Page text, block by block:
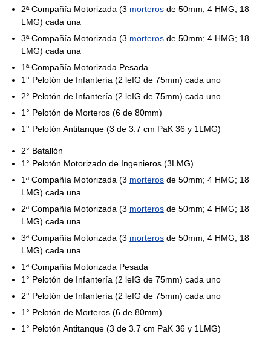
2ª Compañía Motorizada (3 morteros de 50mm; 4 HMG; 18
LMG) cada una
3ª Compañía Motorizada (3 morteros de 50mm; 4 HMG; 18
LMG) cada una
1ª Compañía Motorizada Pesada
1° Pelotón de Infantería (2 leIG de 75mm) cada uno
2° Pelotón de Infantería (2 leIG de 75mm) cada uno
1° Pelotón de Morteros (6 de 80mm)
1° Pelotón Antitanque (3 de 3.7 cm PaK 36 y 1LMG)
2° Batallón
1° Pelotón Motorizado de Ingenieros (3LMG)
1ª Compañía Motorizada (3 morteros de 50mm; 4 HMG; 18
LMG) cada una
2ª Compañía Motorizada (3 morteros de 50mm; 4 HMG; 18
LMG) cada una
3ª Compañía Motorizada (3 morteros de 50mm; 4 HMG; 18
LMG) cada una
1ª Compañía Motorizada Pesada
1° Pelotón de Infantería (2 leIG de 75mm) cada uno
2° Pelotón de Infantería (2 leIG de 75mm) cada uno
1° Pelotón de Morteros (6 de 80mm)
1° Pelotón Antitanque (3 de 3.7 cm PaK 36 y 1LMG)